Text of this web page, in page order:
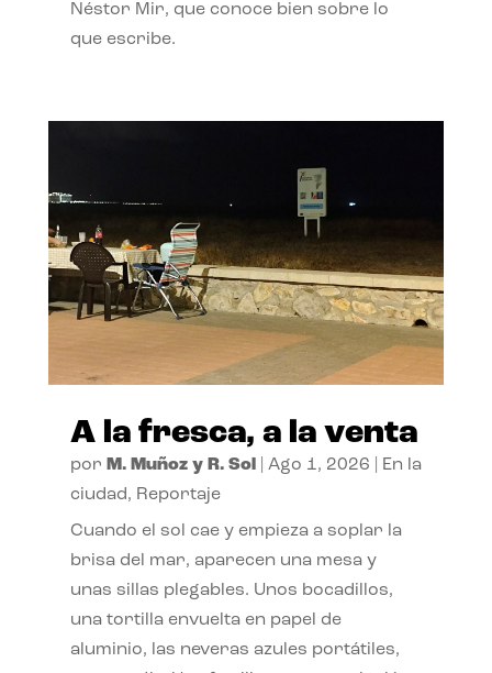
Néstor Mir, que conoce bien sobre lo
que escribe.
A la fresca, a la venta
por M. Muñoz y R. Sol Ago 1, 2026
En la
ciudad, Reportaje
Cuando el sol cae y empieza a soplar la
brisa del mar, aparecen una mesa y
unas sillas plegables. Unos bocadillos,
una tortilla envuelta en papel de
aluminio, las neveras azules portátiles,